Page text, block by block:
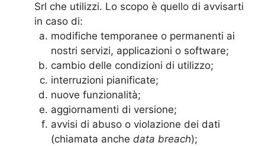
Srl che utilizzi. Lo scopo è quello di avvisarti
in caso di:
modifiche temporanee o permanenti ai
nostri servizi, applicazioni o software;
cambio delle condizioni di utilizzo;
interruzioni pianificate;
nuove funzionalità;
aggiornamenti di versione;
avvisi di abuso o violazione dei dati
(chiamata anche data breach);